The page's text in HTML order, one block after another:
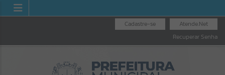
Atende.Net
Cadastre-se
Recuperar Senha